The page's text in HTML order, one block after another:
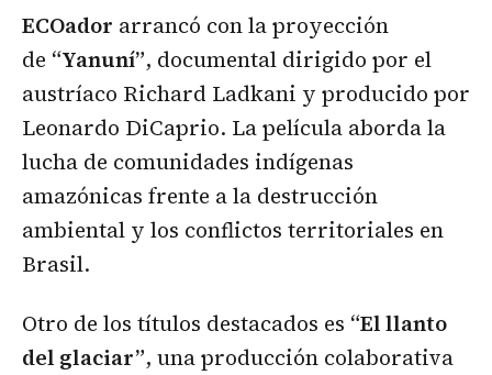
ECOador arrancó con la proyección
de “Yanuní”, documental dirigido por el
austríaco Richard Ladkani y producido por
Leonardo DiCaprio. La película aborda la
lucha de comunidades indígenas
amazónicas frente a la destrucción
ambiental y los conflictos territoriales en
Brasil.
Otro de los títulos destacados es “El llanto
del glaciar”, una producción colaborativa